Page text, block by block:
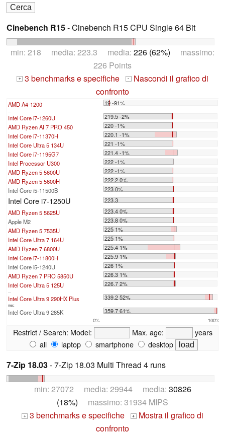
Cinebench R15- Cinebench R15 CPU Single 64 Bit
min: 218 media: 223.3 media: 226 (62%) massimo:
226 Points
+ 3 benchmarks e specifiche - Nascondi il grafico di
confronto
AMD A4-1200 19 -91%
Intel Core i7-1260U
219.5 -2%
AMD Ryzen AI 7 PRO 450
220 -1%
Intel Core i7-11370H
220.1 -1%
Intel Core Ultra 5 134U
221 -1%
Intel Core i7-1195G7
221.4 -1%
Intel Processor U300
222 -1%
AMD Ryzen 5 5600U
222 -1%
AMD Ryzen 5 5600H
222.2 0%
Intel Core i5-11500B
223 0%
Intel Core i7-1250U
223.3
AMD Ryzen 5 5625U
223.4 0%
Apple M2
223.8 0%
AMD Ryzen 5 7535U
225 1%
Intel Core Ultra 7 164U
225 1%
AMD Ryzen 7 6800U
225.4 1%
Intel Core i7-11800H
225.9 1%
Intel Core i5-1240U
226 1%
AMD Ryzen 7 PRO 5850U
226.3 1%
Intel Core Ultra 5 125U
226.7 2%
Intel Core Ultra 9 290HX Plus 339.2 52%
max:
Intel Core Ultra 9 285K 359.7 61%
0% 100%
Restrict / Search: Model: Max. age:
years
all
laptop smartphone desktop
7-Zip 18.03- 7-Zip 18.03 Multi Thread 4 runs
min: 27072 media: 29944 media: 30826
(18%) massimo: 31934 MIPS
+ 3 benchmarks e specifiche + Mostra il grafico di
confronto